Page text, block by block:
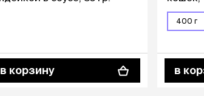
в корзину
400 гр.
400 г
в